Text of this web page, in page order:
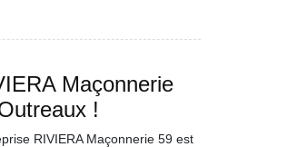
Maçonnerie
!
RIVIERA Maçonnerie 59 est